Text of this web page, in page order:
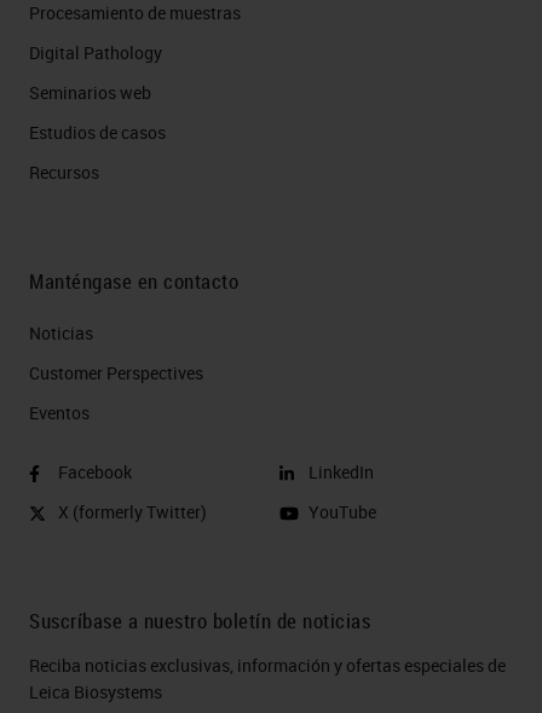
Procesamiento de muestras
Digital Pathology
Seminarios web
Estudios de casos
Recursos
Manténgase en contacto
Noticias
Customer Perspectives​
Eventos
Facebook
X (formerly Twitter)
LinkedIn
YouTube
Suscríbase a nuestro boletín de noticias
Reciba noticias exclusivas, información y ofertas especiales de
Leica Biosystems